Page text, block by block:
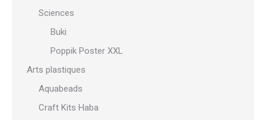
Sciences
Buki
Poppik Poster XXL
Arts plastiques
Aquabeads
Craft Kits Haba